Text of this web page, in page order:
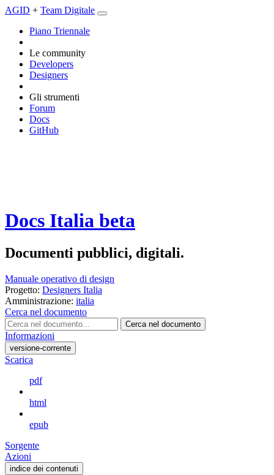
AGID + Team Digitale
Piano Triennale
Le community
Developers
Designers
Gli strumenti
Forum
Docs
GitHub
Docs Italia beta
Documenti pubblici, digitali.
Manuale operativo di design
Progetto: Designers Italia
Amministrazione: italia
Cerca nel documento
Cerca nel documento
Informazioni
versione-corrente
Scarica
pdf
html
epub
Sorgente
Azioni
indice dei contenuti